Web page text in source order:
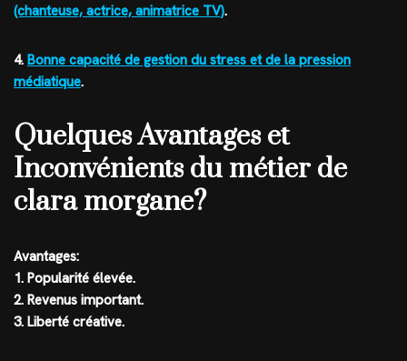
(chanteuse, actrice, animatrice TV).
4. Bonne capacité de gestion du stress et de la pression
médiatique.
Quelques Avantages et
Inconvénients du métier de
clara morgane?
Avantages:
1. Popularité élevée.
2. Revenus important.
3. Liberté créative.